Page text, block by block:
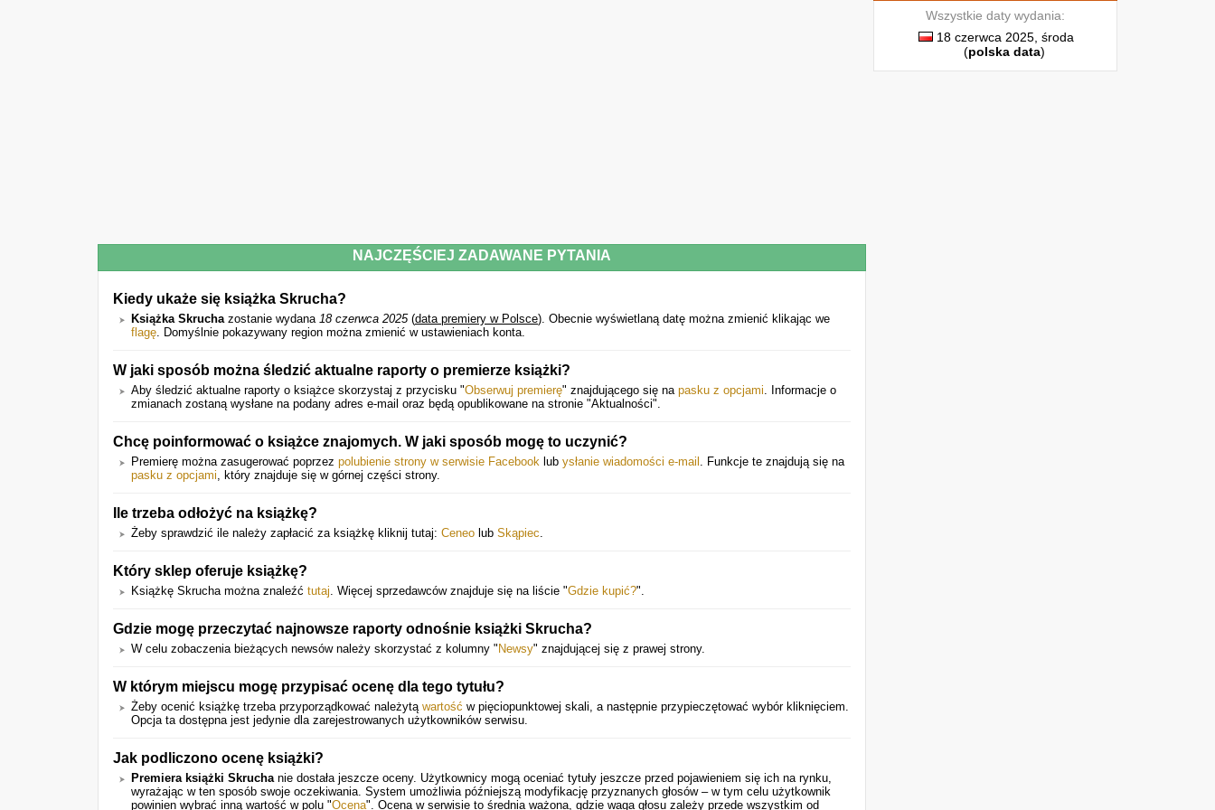
NAJCZĘŚCIEJ ZADAWANE PYTANIA
Kiedy ukaże się książka Skrucha?
Książka Skruchazostanie wydana 18 czerwca 2025(data premiery w Polsce). Obecnie wyświetlaną datę można zmienić klikając we
flagę. Domyślnie pokazywany region można zmienić w ustawieniach konta.
W jaki sposób można śledzić aktualne raporty o premierze książki?
Aby śledzić aktualne raporty o książce skorzystaj z przycisku "Obserwuj premierę" znajdującego się na pasku z opcjami. Informacje o
zmianach zostaną wysłane na podany adres e-mail oraz będą opublikowane na stronie "Aktualności".
Chcę poinformować o książce znajomych. W jaki sposób mogę to uczynić?
Premierę można zasugerować poprzez polubienie strony w serwisie Facebook lub ysłanie wiadomości e-mail . Funkcje te znajdują się na
pasku z opcjami, który znajduje się w górnej części strony.
Ile trzeba odłożyć na książkę?
Żeby sprawdzić ile należy zapłacić za książkę kliknij tutaj: Ceneo lub Skąpiec.
Który sklep oferuje książkę?
Książkę Skrucha można znaleźć tutaj. Więcej sprzedawców znajduje się na liście "Gdzie kupić?".
Gdzie mogę przeczytać najnowsze raporty odnośnie książki Skrucha?
W celu zobaczenia bieżących newsów należy skorzystać z kolumny " Newsy" znajdującej się z prawej strony.
W którym miejscu mogę przypisać ocenę dla tego tytułu?
Żeby ocenić książkę trzeba przyporządkować należytą wartość w pięciopunktowej skali, a następnie przypieczętować wybór kliknięciem.
Opcja ta dostępna jest jedynie dla zarejestrowanych użytkowników serwisu.
Jak podliczono ocenę książki?
Premiera książki Skruchanie dostała jeszcze oceny. Użytkownicy mogą oceniać tytuły jeszcze przed pojawieniem się ich na rynku,
wyrażając w ten sposób swoje oczekiwania. System umożliwia późniejszą modyfikację przyznanych głosów – w tym celu użytkownik
powinien wybrać inną wartość w polu "Ocena". Ocena w serwisie to średnia ważona, gdzie waga głosu zależy przede wszystkim od
Wszystkie daty wydania:
18 czerwca 2025, środa
(polska data)